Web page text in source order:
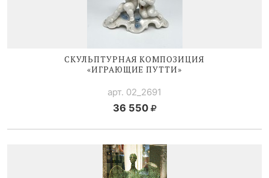
СКУЛЬПТУРНАЯ КОМПОЗИЦИЯ
«ИГРАЮЩИЕ ПУТТИ»
арт. 02_2691
36 550